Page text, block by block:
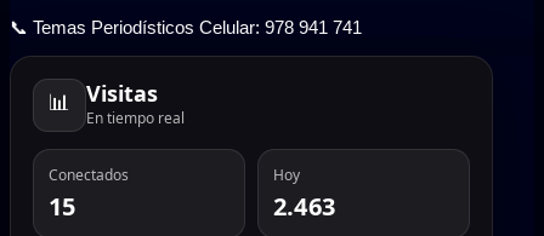
📞 Temas Periodísticos Celular: 978 941 741
📊 Visitas
En tiempo real
Conectados
15
Hoy
2.463